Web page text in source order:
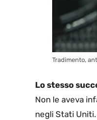
Tradimento,
Lo stesso
Non le aveva
negli Stati